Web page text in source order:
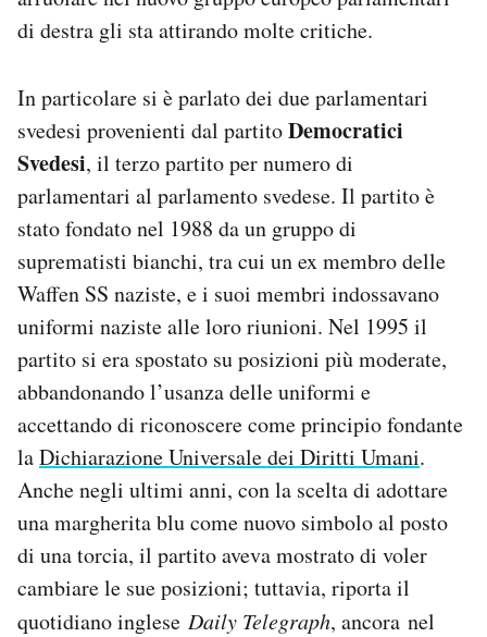
di destra gli sta attirando molte critiche.
In particolare si è parlato dei due parlamentari
svedesi provenienti dal partitoDemocratici
Svedesi, il terzo partito per numero di
parlamentari al parlamento svedese. Il partito è
stato fondato nel 1988 da un gruppo di
suprematisti bianchi, tra cui un ex membro delle
Waffen SS naziste, e i suoi membri indossavano
uniformi naziste alle loro riunioni. Nel 1995 il
partito si era spostato su posizioni più moderate,
abbandonando l’usanza delle uniformi e
accettando di riconoscere come principio fondante
laDichiarazione Universale dei Diritti Umani.
Anche negli ultimi anni, con la scelta di adottare
una margherita blu come nuovo simbolo al posto
di una torcia, il partito aveva mostrato di voler
cambiare le sue posizioni; tuttavia, riporta il
quotidiano inglese Daily Telegraph, ancora nel